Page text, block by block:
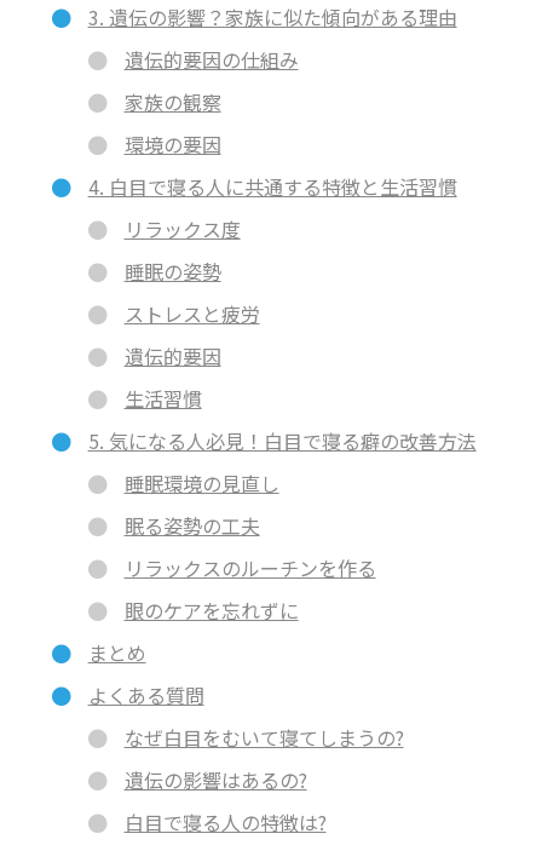
3. 遺伝の影響？家族に似た傾向がある理由
遺伝的要因の仕組み
家族の観察
環境の要因
4. 白目で寝る人に共通する特徴と生活習慣
リラックス度
睡眠の姿勢
ストレスと疲労
遺伝的要因
生活習慣
5. 気になる人必見！白目で寝る癖の改善方法
睡眠環境の見直し
眠る姿勢の工夫
リラックスのルーチンを作る
眼のケアを忘れずに
まとめ
よくある質問
なぜ白目をむいて寝てしまうの?
遺伝の影響はあるの?
白目で寝る人の特徴は?